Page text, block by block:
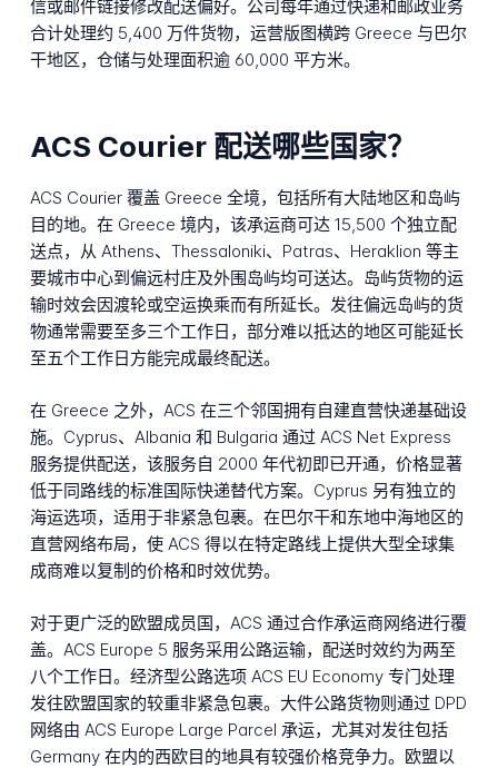
信或邮件链接修改配送偏好。公司每年通过快递和邮政业务
合计处理约 5,400 万件货物，运营版图横跨 Greece 与巴尔
干地区，仓储与处理面积逾 60,000 平方米。
ACS Courier 配送哪些国家？
ACS Courier 覆盖 Greece 全境，包括所有大陆地区和岛屿
目的地。在 Greece 境内，该承运商可达 15,500 个独立配
送点，从 Athens、Thessaloniki、Patras、Heraklion 等主
要城市中心到偏远村庄及外围岛屿均可送达。岛屿货物的运
输时效会因渡轮或空运换乘而有所延长。发往偏远岛屿的货
物通常需要至多三个工作日，部分难以抵达的地区可能延长
至五个工作日方能完成最终配送。
在 Greece 之外，ACS 在三个邻国拥有自建直营快递基础设
施。Cyprus、Albania 和 Bulgaria 通过 ACS Net Express
服务提供配送，该服务自 2000 年代初即已开通，价格显著
低于同路线的标准国际快递替代方案。Cyprus 另有独立的
海运选项，适用于非紧急包裹。在巴尔干和东地中海地区的
直营网络布局，使 ACS 得以在特定路线上提供大型全球集
成商难以复制的价格和时效优势。
对于更广泛的欧盟成员国，ACS 通过合作承运商网络进行覆
盖。ACS Europe 5 服务采用公路运输，配送时效约为两至
八个工作日。经济型公路选项 ACS EU Economy 专门处理
发往欧盟国家的较重非紧急包裹。大件公路货物则通过 DPD
网络由 ACS Europe Large Parcel 承运，尤其对发往包括
Germany 在内的西欧目的地具有较强价格竞争力。欧盟以